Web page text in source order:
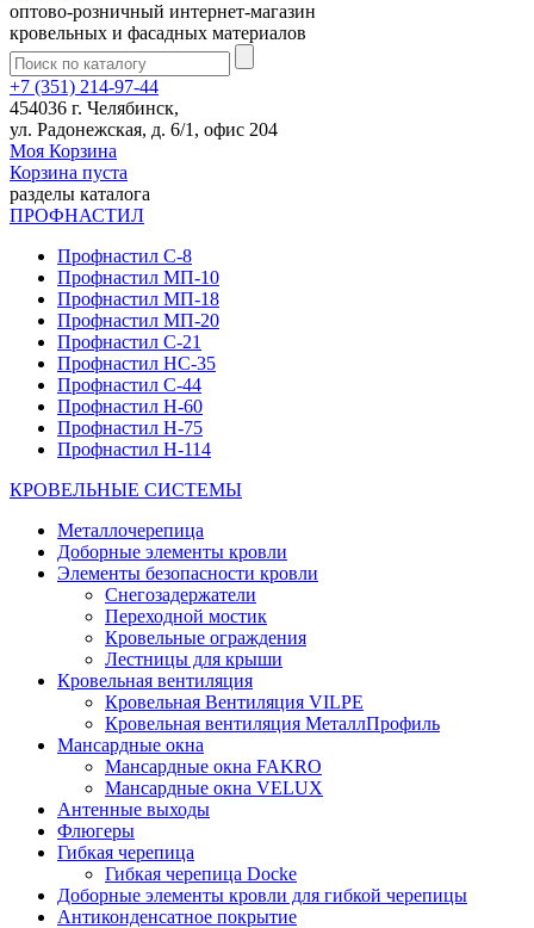
оптово-розничный интернет-магазин
кровельных и фасадных материалов
+7 (351) 214-97-44
454036 г. Челябинск,
ул. Радонежская, д. 6/1, офис 204
Моя Корзина
Корзина пуста
разделы каталога
ПРОФНАСТИЛ
Профнастил С-8
Профнастил МП-10
Профнастил МП-18
Профнастил МП-20
Профнастил С-21
Профнастил НС-35
Профнастил С-44
Профнастил Н-60
Профнастил Н-75
Профнастил Н-114
КРОВЕЛЬНЫЕ СИСТЕМЫ
Металлочерепица
Доборные элементы кровли
Элементы безопасности кровли
Снегозадержатели
Переходной мостик
Кровельные ограждения
Лестницы для крыши
Кровельная вентиляция
Кровельная Вентиляция VILPE
Кровельная вентиляция МеталлПрофиль
Мансардные окна
Мансардные окна FAKRO
Мансардные окна VELUX
Антенные выходы
Флюгеры
Гибкая черепица
Гибкая черепица Docke
Доборные элементы кровли для гибкой черепицы
Антиконденсатное покрытие